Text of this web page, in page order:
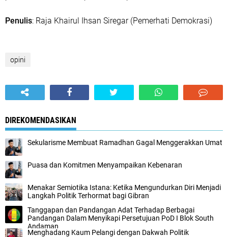
Penulis: Raja Khairul Ihsan Siregar (Pemerhati Demokrasi)
opini
DIREKOMENDASIKAN
Sekularisme Membuat Ramadhan Gagal Menggerakkan Umat
Puasa dan Komitmen Menyampaikan Kebenaran
Menakar Semiotika Istana: Ketika Mengundurkan Diri Menjadi
Langkah Politik Terhormat bagi Gibran
Tanggapan dan Pandangan Adat Terhadap Berbagai
Pandangan Dalam Menyikapi Persetujuan PoD I Blok South
Andaman
Menghadang Kaum Pelangi dengan Dakwah Politik